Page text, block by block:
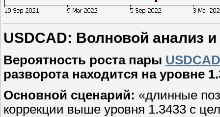
USDСAD: Волновой анализ и
Вероятность роста пары USDCAD
разворота находится на уровне
Основной сценарий: «длинные
коррекции выше уровня 1.3433 с